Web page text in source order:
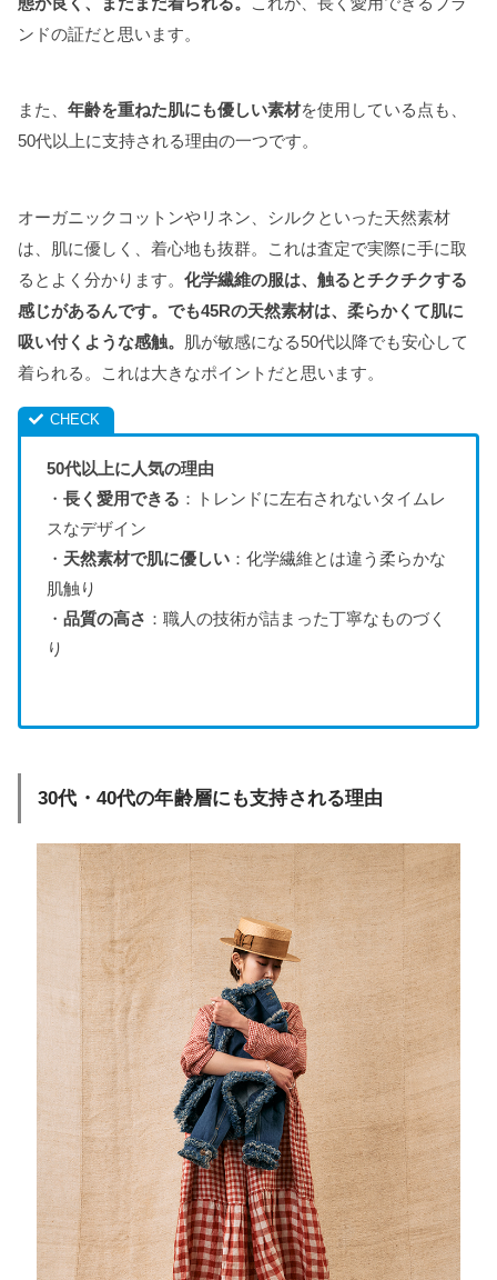
ンドの証だと思います。
また、 年齢を重ねた肌にも優しい素材を使用している点も、
50代以上に支持される理由の一つです。
オーガニックコットンやリネン、シルクといった天然素材
は、肌に優しく、着心地も抜群。これは査定で実際に手に取
るとよく分かります。 化学繊維の服は、触るとチクチクする
感じがあるんです。でも45Rの天然素材は、柔らかくて肌に
吸い付くような感触。 肌が敏感になる50代以降でも安心して
着られる。これは大きなポイントだと思います。
50代以上に人気の理由
・ 長く愛用できる ：トレンドに左右されないタイムレ
スなデザイン
・ 天然素材で肌に優しい：化学繊維とは違う柔らかな
肌触り
・ 品質の高さ ：職人の技術が詰まった丁寧なものづく
り
30代・40代の年齢層にも支持される理由